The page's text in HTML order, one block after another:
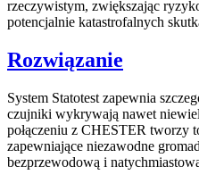
rzeczywistym, zwiększając
potencjalnie katastrofalnych
Rozwiązanie
System Statotest zapewnia
czujniki wykrywają nawet
połączeniu z CHESTER tworzy
zapewniające niezawodne
bezprzewodową i